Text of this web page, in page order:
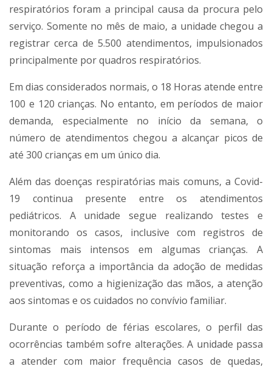
respiratórios foram a principal causa da procura pelo
serviço. Somente no mês de maio, a unidade chegou a
registrar cerca de 5.500 atendimentos, impulsionados
principalmente por quadros respiratórios.
Em dias considerados normais, o 18 Horas atende entre
100 e 120 crianças. No entanto, em períodos de maior
demanda, especialmente no início da semana, o
número de atendimentos chegou a alcançar picos de
até 300 crianças em um único dia.
Além das doenças respiratórias mais comuns, a Covid-
19 continua presente entre os atendimentos
pediátricos. A unidade segue realizando testes e
monitorando os casos, inclusive com registros de
sintomas mais intensos em algumas crianças. A
situação reforça a importância da adoção de medidas
preventivas, como a higienização das mãos, a atenção
aos sintomas e os cuidados no convívio familiar.
Durante o período de férias escolares, o perfil das
ocorrências também sofre alterações. A unidade passa
a atender com maior frequência casos de quedas,